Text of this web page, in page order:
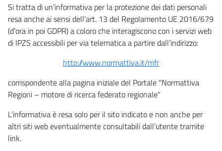
Si tratta di un’informativa per la protezione dei dati personali
resa anche ai sensi dell’art. 13 del Regolamento UE 2016/679
(d’ora in poi GDPR) a coloro che interagiscono con i servizi web
di IPZS accessibili per via telematica a partire dall’indirizzo:
http://www.normattiva.it/mfr
corrispondente alla pagina iniziale del Portale "Normattiva
Regioni – motore di ricerca federato regionale"
L’informativa è resa solo per il sito indicato e non anche per
altri siti web eventualmente consultabili dall’utente tramite
link.